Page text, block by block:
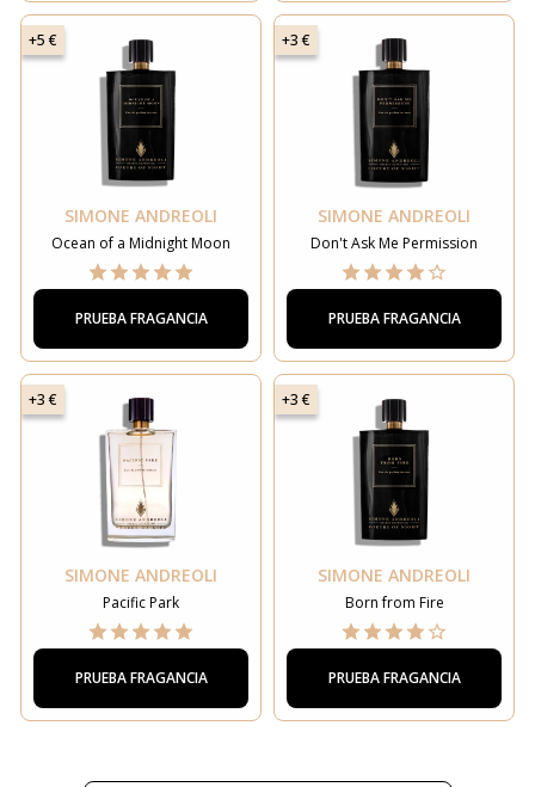
+5 €
SIMONE ANDREOLI
Ocean of a Midnight Moon
PRUEBA FRAGANCIA
+3 €
SIMONE ANDREOLI
Don't Ask Me Permission
PRUEBA FRAGANCIA
+3 €
SIMONE ANDREOLI
Pacific Park
PRUEBA FRAGANCIA
+3 €
SIMONE ANDREOLI
Born from Fire
PRUEBA FRAGANCIA